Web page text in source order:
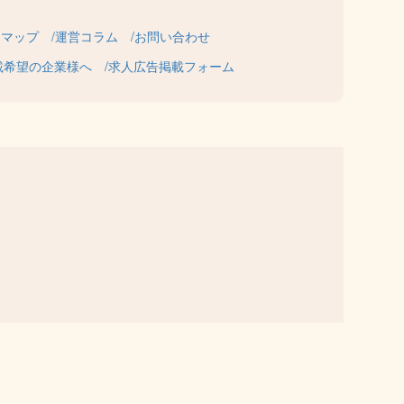
ップ 運営コラム
お問い合わせ
望の企業様へ
求人広告掲載フォーム